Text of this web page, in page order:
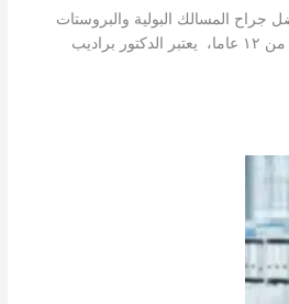
جراح المسالك البولية والبروستات
في بنغالور. مع خبرة أكثر من ١٢ عاما، يعتبر الدكتور براديب